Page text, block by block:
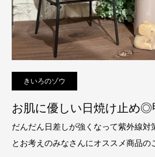
きいろのゾウ
お肌に優しい日焼け止め
だんだん日差しが強くなって紫外線対
とお考えのみなさんにオススメ商品の